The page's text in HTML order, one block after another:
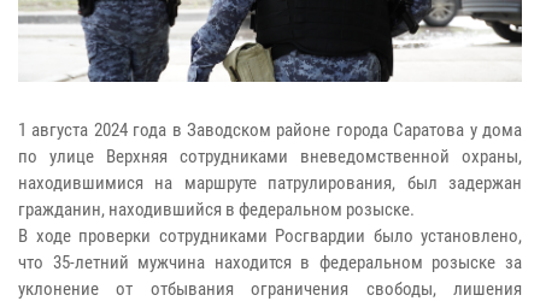
1 августа 2024 года в Заводском районе города Саратова у дома
по улице Верхняя сотрудниками вневедомственной охраны,
находившимися на маршруте патрулирования, был задержан
гражданин, находившийся в федеральном розыске.
В ходе проверки сотрудниками Росгвардии было установлено,
что 35-летний мужчина находится в федеральном розыске за
уклонение от отбывания ограничения свободы, лишения